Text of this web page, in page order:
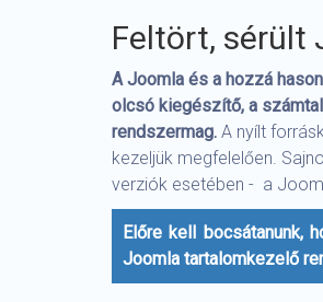
Feltört, sérült
A Joomla és a hozzá
olcsó kiegészítő, a
rendszermag. A nyílt
kezeljük megfelelően.
verziók esetében - a
Előre kell bocsátanunk,
Joomla tartalomkezelő